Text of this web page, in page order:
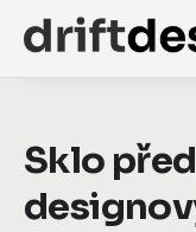
Sklo